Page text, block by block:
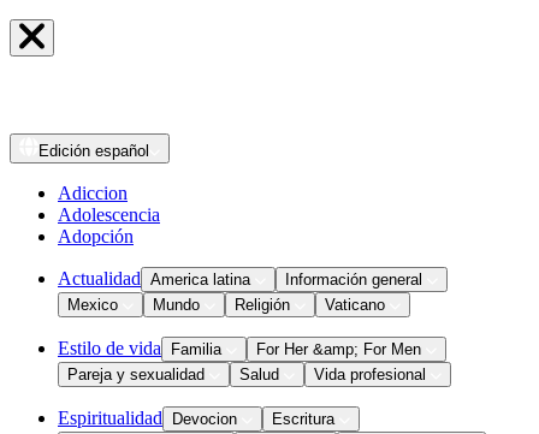
Edición español
Adiccion
Adolescencia
Adopción
Actualidad America latina
Información general
Mexico
Mundo Religión Vaticano
Estilo de vida Familia
For Her &amp; For Men
Pareja y sexualidad
Salud Vida profesional
Espiritualidad Devocion
Escritura